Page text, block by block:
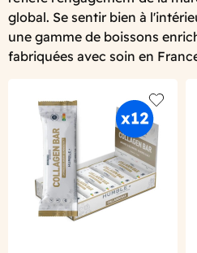
global. Se sentir bien à
une gamme de boissons
fabriquées avec soin en
Add to